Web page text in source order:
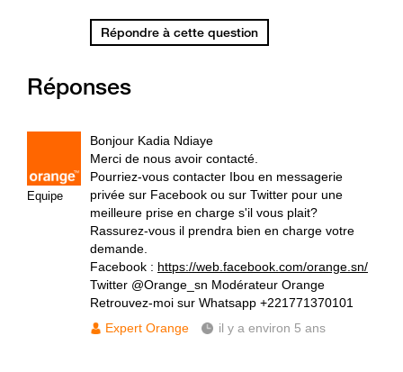
Répondre à cette question
Réponses
Equipe
Bonjour Kadia Ndiaye
Merci de nous avoir contacté.
Pourriez-vous contacter Ibou en messagerie
privée sur Facebook ou sur Twitter pour une
meilleure prise en charge s'il vous plait?
Rassurez-vous il prendra bien en charge votre
demande.
Facebook : https://web.facebook.com/orange.sn/
Twitter @Orange_sn Modérateur Orange
Retrouvez-moi sur Whatsapp +221771370101
Expert Orange
il y a environ 5 ans